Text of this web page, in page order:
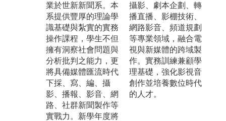
業於世新新聞系。本
系提供豐厚的理論學
識基礎與紮實的實務
操作課程，學生不但
擁有洞察社會問題與
分析批判之能力，更
將具備媒體匯流時代
下採、寫、編、攝
影、播報、影音、網
路、社群新聞製作等
實戰力。新學年度將
攝影、劇本企劃、轉
播直播、影棚技術、
網路影音、頻道規劃
等專業領域，融合電
視與新媒體的跨域製
作。實務訓練兼顧學
理基礎，強化影視音
創作並培養數位時代
的人才。